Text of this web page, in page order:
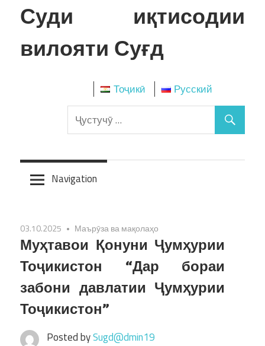
Skip
to
Суди иқтисодии
вилояти Суғд
Тоҷикӣ Русский
Navigation
03.10.2025 Маърӯза ва мақолаҳо
Муҳтавои Қонуни Ҷумҳурии
Тоҷикистон “Дар бораи
забони давлатии Ҷумҳурии
Тоҷикистон”
Posted bySugd@dmin19